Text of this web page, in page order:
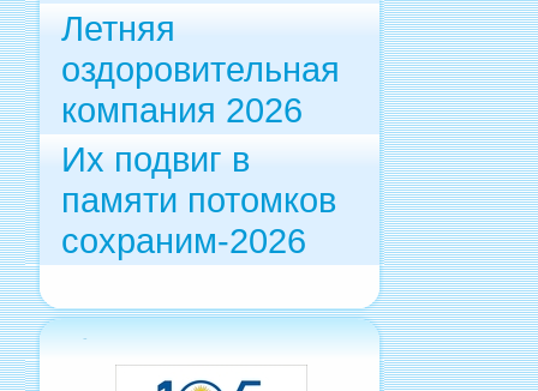
Летняя
оздоровительная
компания 2026
Их подвиг в
памяти потомков
сохраним-2026
-